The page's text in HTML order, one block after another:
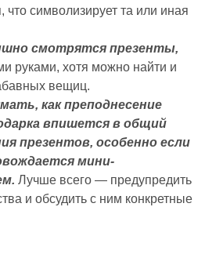
что символизирует та или иная
смотрятся презенты,
руками, хотя можно найти и
вещиц.
как преподнесение
впишется в общий
презентов, особенно если
мини-
Лучше всего — предупредить
и обсудить с ним конкретные